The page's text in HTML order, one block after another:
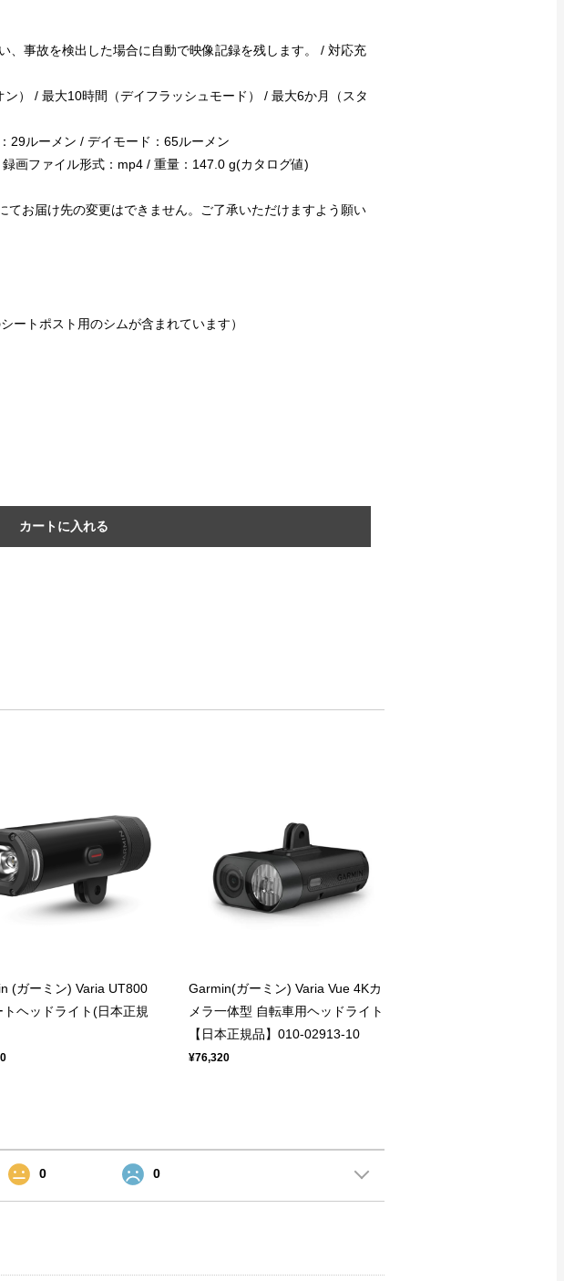
、事故を検出した場合に自動で映像記録を残します。 / 対応充
） / 最大10時間（デイフラッシュモード） / 最大6か月（スタ
29ルーメン / デイモード：65ルーメン
画ファイル形式：mp4 / 重量：147.0 g(カタログ値)
お届け先の変更はできません。ご了承いただけますよう願い
ートポスト用のシムが含まれています）
カートに入れる
(ガーミン) Varia UT800
トヘッドライト(日本正規
Garmin(ガーミン) Varia Vue 4Kカ
メラ一体型 自転車用ヘッドライト
【日本正規品】010-02913-10
¥76,320
0 0